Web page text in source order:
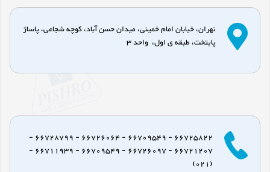
تهران، خیابان امام خمینی، میدان حسن آباد، کوچه شجاعی، پاساژ
پایتخت، طبقه ی اول، واحد 3
66725822 - 66709549 - 66726064 - 66728799 -
66721207 - 66726097 - 66709549 - 66711939 -
(021)